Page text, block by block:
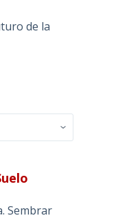
de la
Sembrar